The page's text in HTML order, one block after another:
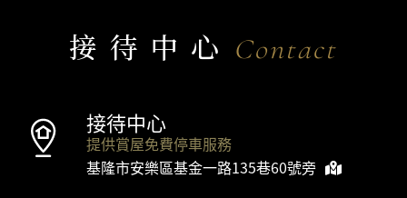
接待中心 Contact
接待中心
提供賞屋免費停車服務
基隆市安樂區基金一路135巷60號旁